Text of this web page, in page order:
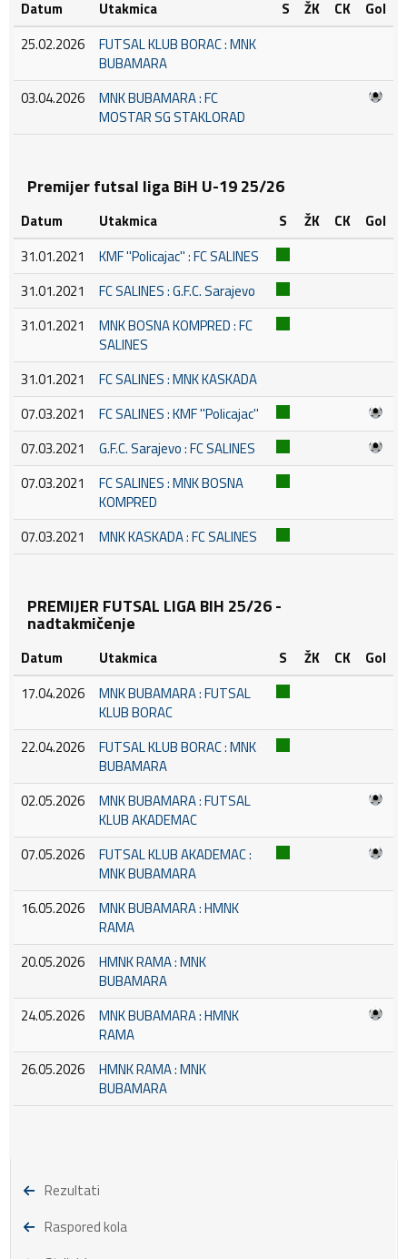
Datum Utakmica S ŽK CK
Gol
25.02.2026
FUTSAL KLUB BORAC : MNK
BUBAMARA
03.04.2026
MNK BUBAMARA : FC
MOSTAR SG STAKLORAD
Premijer futsal liga BiH U-19 25/26
Datum Utakmica S ŽK CK
Gol
31.01.2021
KMF ''Policajac'' : FC SALINES
31.01.2021
FC SALINES : G.F.C. Sarajevo
31.01.2021
MNK BOSNA KOMPRED : FC
SALINES
31.01.2021
FC SALINES : MNK KASKADA
07.03.2021
FC SALINES : KMF ''Policajac''
07.03.2021
G.F.C. Sarajevo : FC SALINES
07.03.2021
FC SALINES : MNK BOSNA
KOMPRED
07.03.2021
MNK KASKADA : FC SALINES
PREMIJER FUTSAL LIGA BIH 25/26 -
nadtakmičenje
Datum Utakmica S ŽK CK
Gol
17.04.2026
MNK BUBAMARA : FUTSAL
KLUB BORAC
22.04.2026
FUTSAL KLUB BORAC : MNK
BUBAMARA
02.05.2026
MNK BUBAMARA : FUTSAL
KLUB AKADEMAC
07.05.2026
FUTSAL KLUB AKADEMAC :
MNK BUBAMARA
16.05.2026
MNK BUBAMARA : HMNK
RAMA
20.05.2026
HMNK RAMA : MNK
BUBAMARA
24.05.2026
MNK BUBAMARA : HMNK
RAMA
26.05.2026
HMNK RAMA : MNK
BUBAMARA
Rezultati
Raspored kola